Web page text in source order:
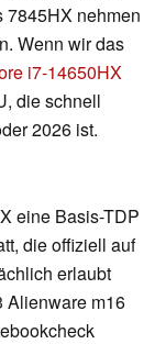
7845HX nehmen
Wenn wir das
i7-14650HX
die schnell
2026 ist.
eine Basis-TDP
die offiziell auf
erlaubt
Alienware m16